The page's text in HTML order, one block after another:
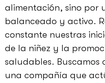
alimentación, sino por
balanceado y activo.
constante nuestras
de la niñez y la
saludables. Buscamos
una compañía que